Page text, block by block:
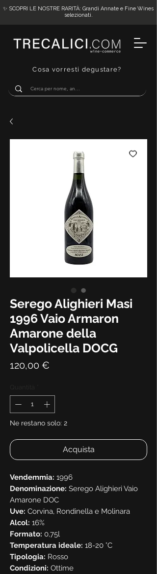
Cosa vorresti degustare?
✨ SCOPRI LE NOSTRE RARITÀ: Grandi Annate e Fine Wines
selezionati.
Serego Alighieri Masi
1996 Vaio Armaron
Amarone della
Valpolicella DOCG
120,00 €
Ne restano solo: 2
Acquista
Vendemmia: 1996
Denominazione: Serego Alighieri Vaio
Amarone DOC
Uve: Corvina, Rondinella e Molinara
Alcol: 16%
Formato: 0,75l
Temperatura ideale: 18-20 °C
Tipologia: Rosso
Condizioni: Ottime